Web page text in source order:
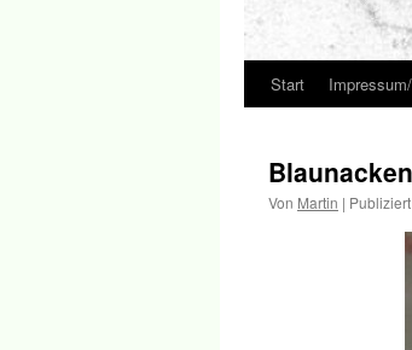
Springe
Inhalt
Start
Von Martin | Publiziert